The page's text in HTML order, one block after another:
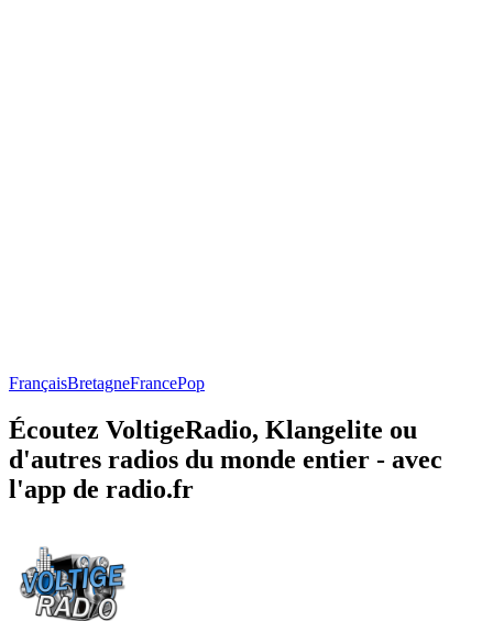
FrançaisBretagneFrancePop
Écoutez VoltigeRadio, Klangelite ou
d'autres radios du monde entier - avec
l'app de radio.fr